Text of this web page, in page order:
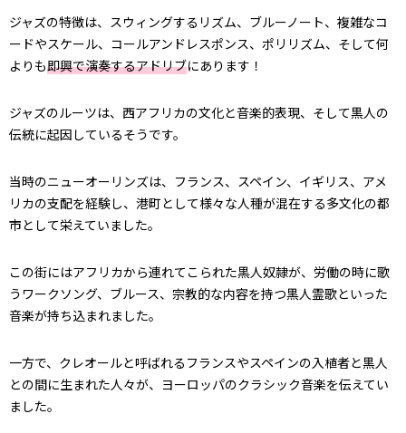
ジャズの特徴は、スウィングするリズム、ブルーノート、複雑なコ
ードやスケール、コールアンドレスポンス、ポリリズム、そして何
よりも即興で演奏するアドリブにあります！
ジャズのルーツは、西アフリカの文化と音楽的表現、そして黒人の
伝統に起因しているそうです。
当時のニューオーリンズは、フランス、スペイン、イギリス、アメ
リカの支配を経験し、港町として様々な人種が混在する多文化の都
市として栄えていました。
この街にはアフリカから連れてこられた黒人奴隷が、労働の時に歌
うワークソング、ブルース、宗教的な内容を持つ黒人霊歌といった
音楽が持ち込まれました。
一方で、クレオールと呼ばれるフランスやスペインの入植者と黒人
との間に生まれた人々が、ヨーロッパのクラシック音楽を伝えてい
ました。